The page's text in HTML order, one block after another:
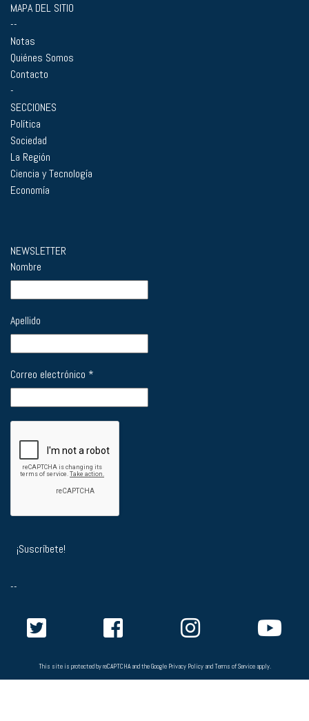
MAPA DEL SITIO
--
Notas
Quiénes Somos
Contacto
-
SECCIONES
Política
Sociedad
La Región
Ciencia y Tecnología
Economía
NEWSLETTER
Nombre
Apellido
Correo electrónico *
--
This site is protected by reCAPTCHA and the Google Privacy PolicyandTerms of Serviceapply.